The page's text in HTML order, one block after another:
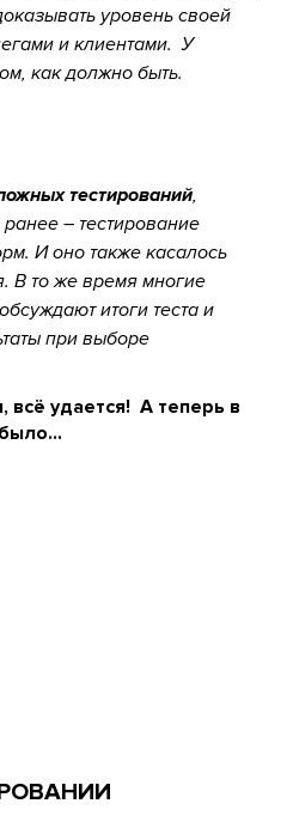
уровень своей
и клиентами. У
как должно быть.
тестирований,
– тестирование
И оно также касалось
В то же время многие
итоги теста и
при выборе
всё удается! А теперь в
было…